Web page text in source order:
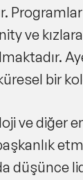
ve
bir
ve diğer
düşünce